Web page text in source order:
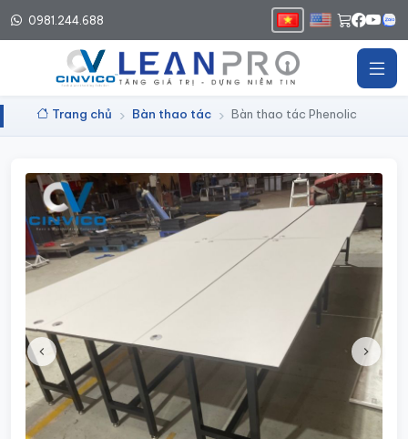
0981.244.688
Trang chủ Bàn thao tác Bàn thao tác Phenolic